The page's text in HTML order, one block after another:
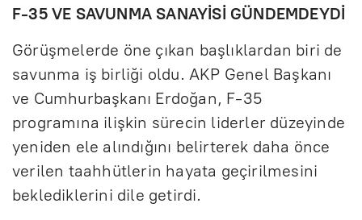
F-35 VE SAVUNMA SANAYİSİ GÜNDEMDEYDİ
Görüşmelerde öne çıkan başlıklardan biri de
savunma iş birliği oldu. AKP Genel Başkanı
ve Cumhurbaşkanı Erdoğan, F-35
programına ilişkin sürecin liderler düzeyinde
yeniden ele alındığını belirterek daha önce
verilen taahhütlerin hayata geçirilmesini
beklediklerini dile getirdi.